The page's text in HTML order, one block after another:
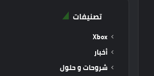
تصنيفات
Xbox
أخبار
شروحات و حلول